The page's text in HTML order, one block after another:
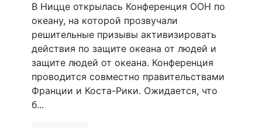
В Ницце открылась Конференция ООН по
океану, на которой прозвучали
решительные призывы активизировать
действия по защите океана от людей и
защите людей от океана. Конференция
проводится совместно правительствами
Франции и Коста-Рики. Ожидается, что
б...